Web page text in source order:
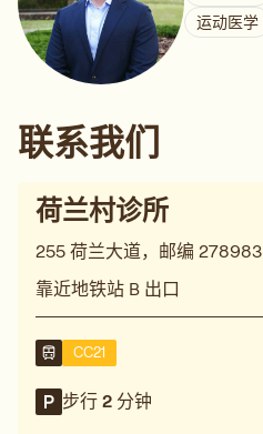
运动医学
联系我们
荷兰村诊所
255 荷兰大道，邮编 278983
靠近地铁站 B 出口
CC21
步行 2 分钟